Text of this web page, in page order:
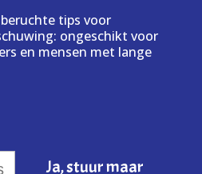
tips voor
ongeschikt voor
en mensen met lange